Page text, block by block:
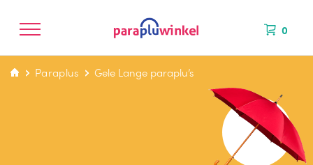
0
Paraplus Gele Lange paraplu’s